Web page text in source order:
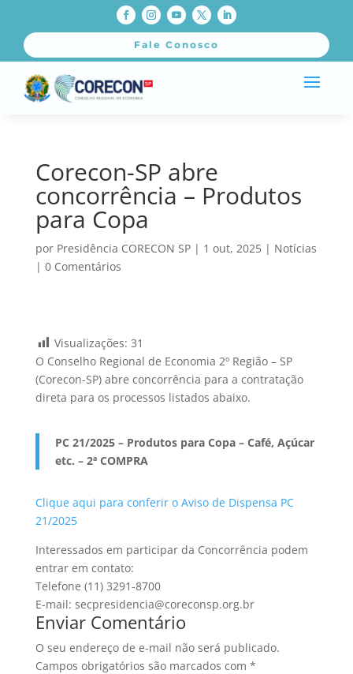
Fale Conosco
Corecon-SP abre
concorrência – Produtos
para Copa
por Presidência CORECON SP| 1 out, 2025| Notícias
| 0 Comentários
Visualizações: 31
O Conselho Regional de Economia 2º Região – SP
(Corecon-SP) abre concorrência para a contratação
direta para os processos listados abaixo.
PC 21/2025 – Produtos para Copa – Café, Açúcar
etc. – 2ª COMPRA
Clique aqui para conferir o Aviso de Dispensa PC
21/2025
Interessados em participar da Concorrência podem
entrar em contato:
Telefone (11) 3291-8700
E-mail: secpresidencia@coreconsp.org.br
Enviar Comentário
O seu endereço de e-mail não será publicado.
Campos obrigatórios são marcados com *